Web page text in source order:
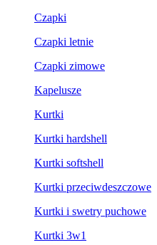
Czapki
Czapki letnie
Czapki zimowe
Kapelusze
Kurtki
Kurtki hardshell
Kurtki softshell
Kurtki przeciwdeszczowe
Kurtki i swetry puchowe
Kurtki 3w1